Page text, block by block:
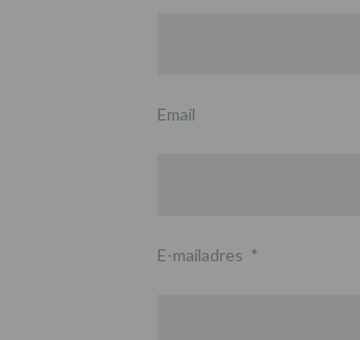
Email
E-mailadres *